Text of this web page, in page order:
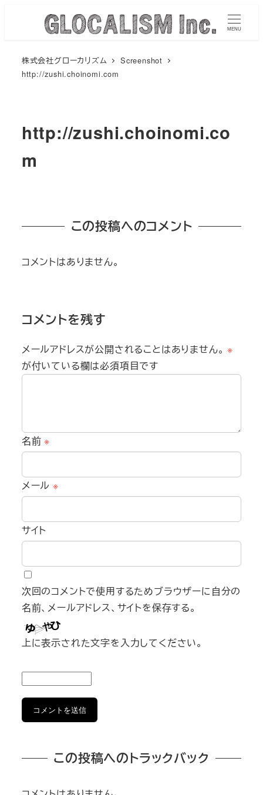
MENU
株式会社グローカリズム
Screenshot
http://zushi.choinomi.com
http://zushi.choinomi.co
m
この投稿へのコメント
コメントはありません。
コメントを残す
メールアドレスが公開されることはありません。 ※
が付いている欄は必須項目です
名前※
メール ※
サイト
次回のコメントで使用するためブラウザーに自分の
名前、メールアドレス、サイトを保存する。
上に表示された文字を入力してください。
この投稿へのトラックバック